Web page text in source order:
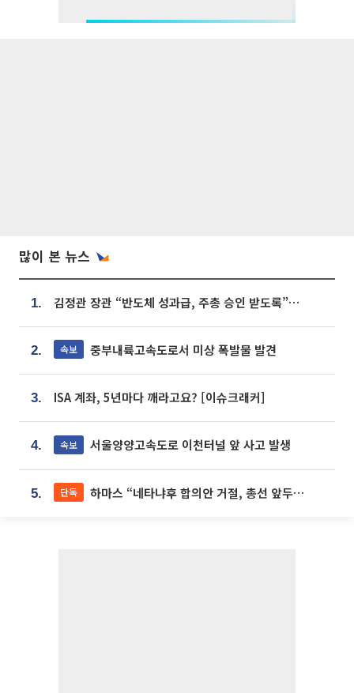
많이 본 뉴스
1. 김정관 장관 “반도체 성과급, 주총 승인 받도록”…상법·자본시장법 개정 시사
2. 속보 중부내륙고속도로서 미상 폭발물 발견
3. ISA 계좌, 5년마다 깨라고요? [이슈크래커]
4. 속보 서울양양고속도로 이천터널 앞 사고 발생
5. 단독 하마스 “네타냐후 합의안 거절, 총선 앞두고 시간 끌기”